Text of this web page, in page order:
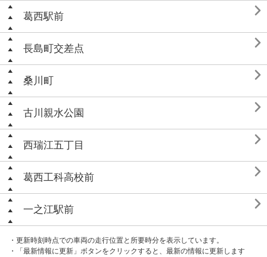
葛西駅前 
長島町交差点 
桑川町 
古川親水公園 
西瑞江五丁目 
葛西工科高校前 
一之江駅前 
・更新時刻時点での車両の走行位置と所要時分を表示しています。
・「最新情報に更新」ボタンをクリックすると、最新の情報に更新します